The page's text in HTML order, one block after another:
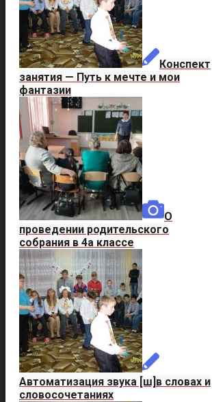
Конспект
занятия — Путь к мечте и мои
фантазии
О
проведении родительского
собрания в 4а классе
Автоматизация звука [ш]в словах и
словосочетаниях